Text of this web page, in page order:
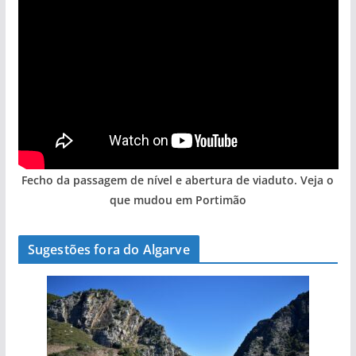
Fecho da passagem de nível e abertura de viaduto. Veja o
que mudou em Portimão
Sugestões fora do Algarve